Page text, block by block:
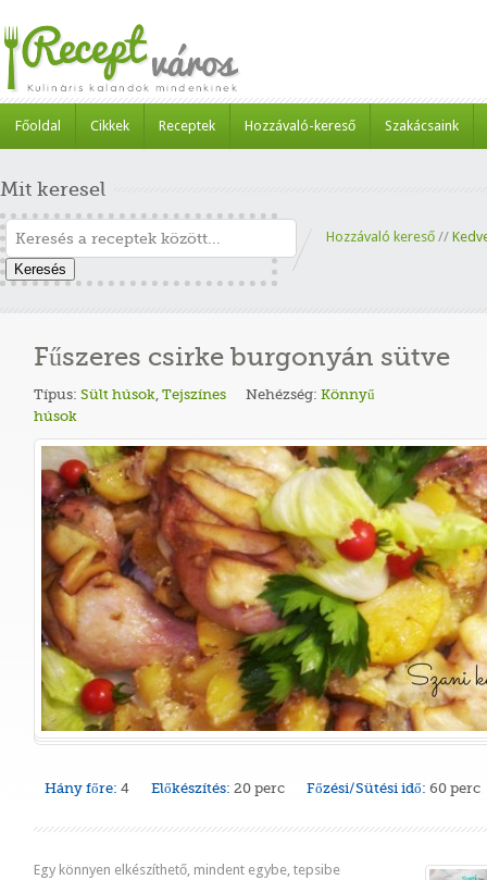
Főoldal Cikkek Receptek Hozzávaló-kereső Szakácsaink
Mit keresel
Keresés
Hozzávaló kereső //
Fűszeres csirke burgonyán sütve
Típus: Sült húsok, Tejszínes
húsok
Nehézség: Könnyű
Hány főre: 4 Előkészítés: 20 perc Főzési/Sütési idő: 60 perc
Egy könnyen elkészíthető, mindent egybe, tepsibe